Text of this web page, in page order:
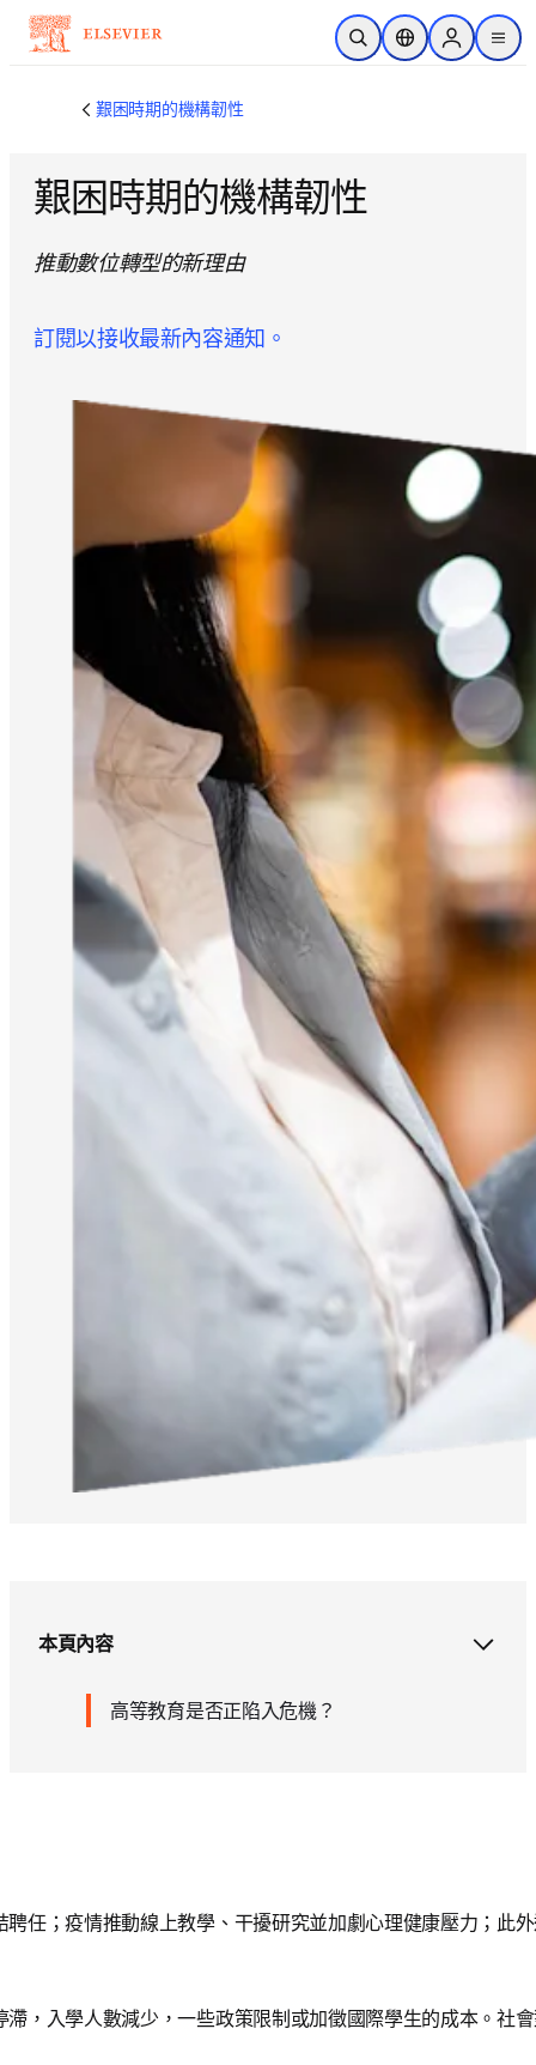
跳到主要內容
公開搜尋位置選擇器Sign in to
menu
艱困時期的機構韌性
艱困時期的機構韌性
推動數位轉型的新理由
訂閱以接收最新內容通知。
本頁內容
高等教育是否正陷入危機？
任；疫情推動線上教學、干擾研究並加劇心理健康壓力；此
，入學人數減少，一些政策限制或加徵國際學生的成本。社